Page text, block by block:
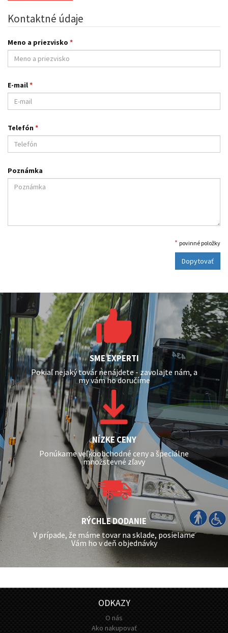
Kontaktné údaje
Meno a priezvisko *
E-mail*
Telefón *
Poznámka
* povinné položky
Dopytovať
SME EXPERTI
Pokiaľ nejaký továr nenájdete - zavolajte nám, a
my vám ho doručíme
NÍZKE CENY
Ponúkame veľkoobchodné ceny a špeciálne
množstevné zľavy
RÝCHLE DODANIE
V prípade, že máme tovar na sklade, posielame
Vám ho v deň objednávky
ODKAZY
O nás
Ako nakupovať